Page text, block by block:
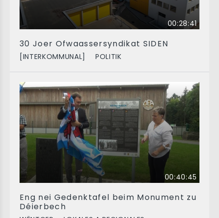
00:28:41
30 Joer Ofwaassersyndikat SIDEN
[INTERKOMMUNAL] POLITIK
00:40:45
Eng nei Gedenktafel beim Monument zu
Déierbech